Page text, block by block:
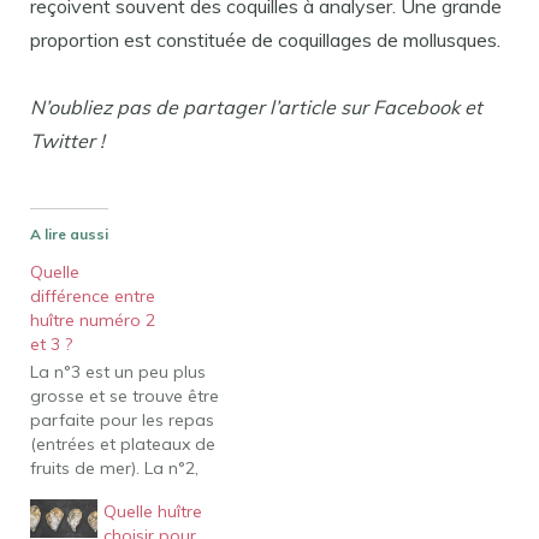
reçoivent souvent des coquilles à analyser. Une grande
proportion est constituée de coquillages de mollusques.
N’oubliez pas de partager l’article sur Facebook et
Twitter !
A lire aussi
Quelle
différence entre
huître numéro 2
et 3 ?
La n°3 est un peu plus
grosse et se trouve être
parfaite pour les repas
(entrées et plateaux de
fruits de mer). La n°2,
grosse, et si elle est
Quelle huître